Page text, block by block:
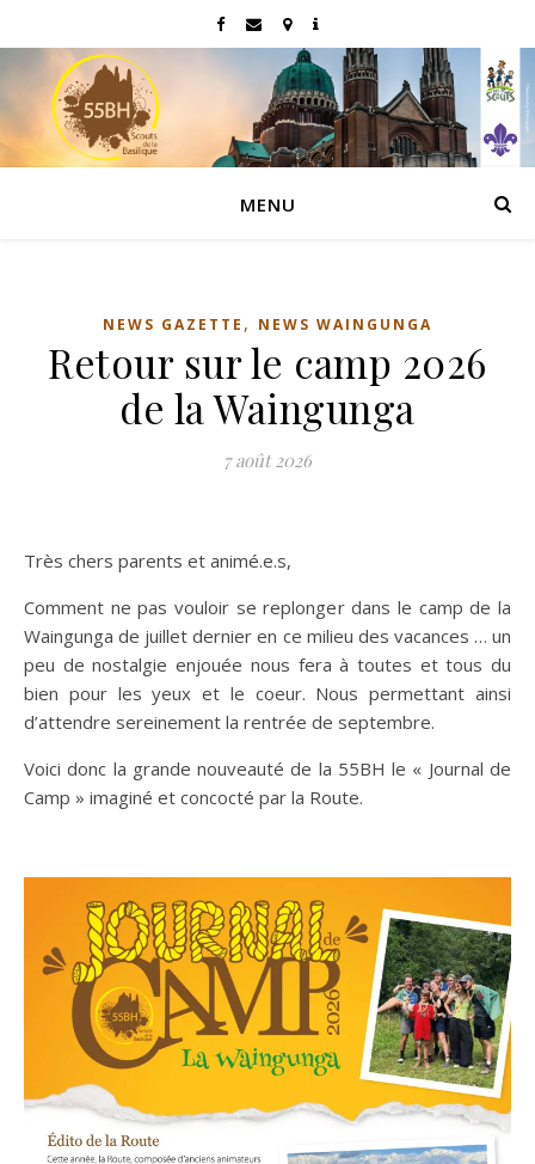
MENU
NEWS GAZETTE , NEWS WAINGUNGA
Retour sur le camp 2026
de la Waingunga
7 août 2026
Très chers parents et animé.e.s,
Comment ne pas vouloir se replonger dans le camp de la
Waingunga de juillet dernier en ce milieu des vacances … un
peu de nostalgie enjouée nous fera à toutes et tous du
bien pour les yeux et le coeur. Nous permettant ainsi
d’attendre sereinement la rentrée de septembre.
Voici donc la grande nouveauté de la 55BH le « Journal de
Camp » imaginé et concocté par la Route.